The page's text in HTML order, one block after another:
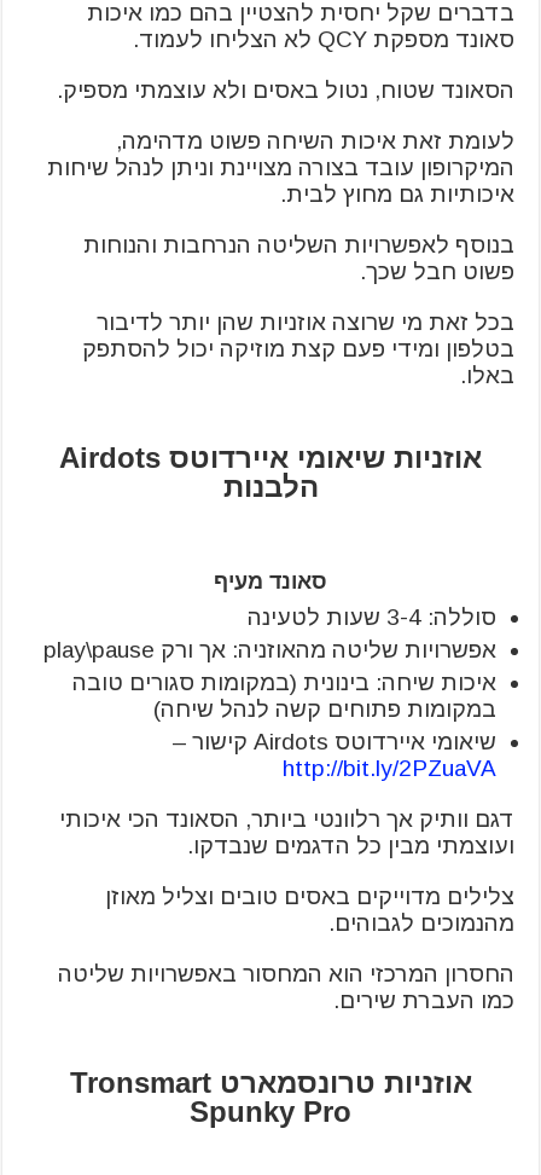
בדברים שקל יחסית להצטיין בהם כמו איכות
סאונד מספקת QCY לא הצליחו לעמוד.
הסאונד שטוח, נטול באסים ולא עוצמתי מספיק.
לעומת זאת איכות השיחה פשוט מדהימה,
המיקרופון עובד בצורה מצויינת וניתן לנהל שיחות
איכותיות גם מחוץ לבית.
בנוסף לאפשרויות השליטה הנרחבות והנוחות
פשוט חבל שכך.
בכל זאת מי שרוצה אוזניות שהן יותר לדיבור
בטלפון ומידי פעם קצת מוזיקה יכול להסתפק
באלו.
אוזניות שיאומי איירדוטס Airdots
הלבנות
סאונד מעיף
סוללה: 3-4 שעות לטעינה
אפשרויות שליטה מהאוזניה: אך ורק play\pause
איכות שיחה: בינונית (במקומות סגורים טובה
במקומות פתוחים קשה לנהל שיחה)
שיאומי איירדוטס Airdots קישור –
http://bit.ly/2PZuaVA
דגם וותיק אך רלוונטי ביותר, הסאונד הכי איכותי
ועוצמתי מבין כל הדגמים שנבדקו.
צלילים מדוייקים באסים טובים וצליל מאוזן
מהנמוכים לגבוהים.
החסרון המרכזי הוא המחסור באפשרויות שליטה
כמו העברת שירים.
אוזניות טרונסמארט Tronsmart
Spunky Pro